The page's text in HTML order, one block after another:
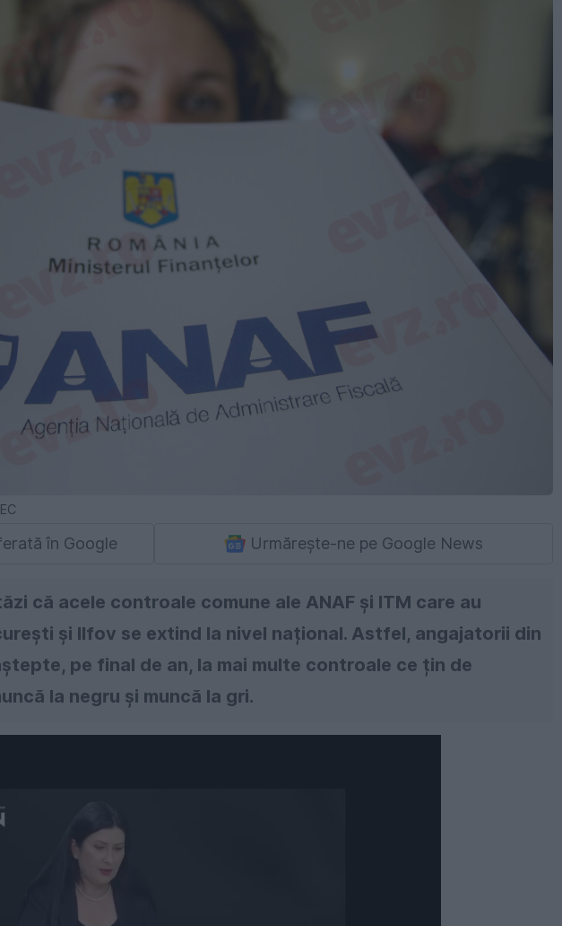
în Google Urmărește-ne pe Google News
că acele controale comune ale ANAF și ITM care au
și Ilfov se extind la nivel național. Astfel, angajatorii din
pe final de an, la mai multe controale ce țin de
la negru și muncă la gri.